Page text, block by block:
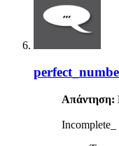
Απάντηση:
Incomplete_